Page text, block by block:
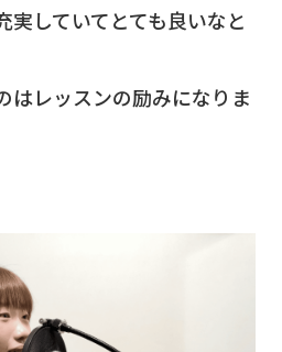
実していてとても良いなと
はレッスンの励みになりま